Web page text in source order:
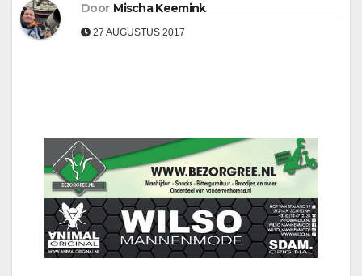
Door Mischa Keemink
27 AUGUSTUS 2017